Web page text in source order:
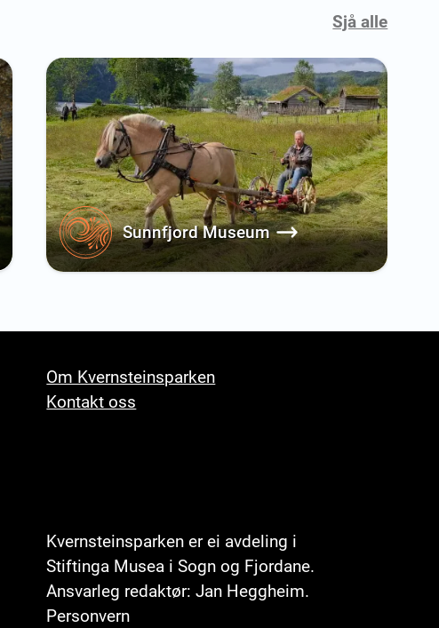
Sjå alle
Sunnfjord Museum
Om Kvernsteinsparken
Kontakt oss
Kvernsteinsparken er ei avdeling i
Stiftinga Musea i Sogn og Fjordane.
Ansvarleg redaktør: Jan Heggheim.
Personvern